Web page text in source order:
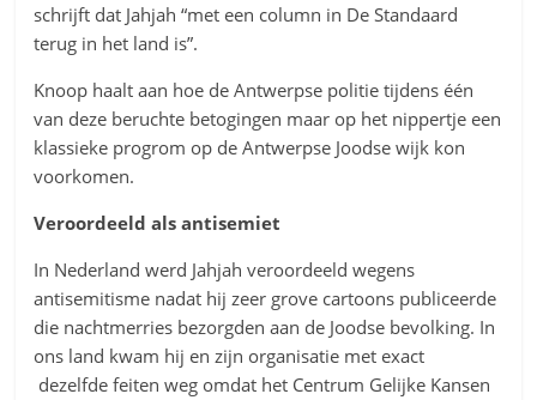
schrijft dat Jahjah “met een column in De Standaard
terug in het land is”.
Knoop haalt aan hoe de Antwerpse politie tijdens één
van deze beruchte betogingen maar op het nippertje een
klassieke progrom op de Antwerpse Joodse wijk kon
voorkomen.
Veroordeeld als antisemiet
In Nederland werd Jahjah veroordeeld wegens
antisemitisme nadat hij zeer grove cartoons publiceerde
die nachtmerries bezorgden aan de Joodse bevolking. In
ons land kwam hij en zijn organisatie met exact
dezelfde feiten weg omdat het Centrum Gelijke Kansen